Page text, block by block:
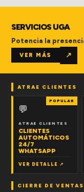
SERVICIOS UGA
Potencia la
VER MÁS ↗
ATRAE CLIENTES
POPULAR
💬
ATRAE CLIENTES
CLIENTES
AUTOMÁTICOS
24/7
WHATSAPP
VER DETALLE ↗
CIERRE DE